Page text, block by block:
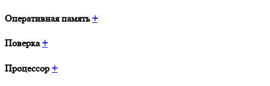
Оперативная память+
Поверка+
Процессор +